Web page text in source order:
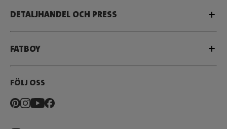
DETALJHANDEL OCH PRESS
FATBOY
FÖLJ OSS